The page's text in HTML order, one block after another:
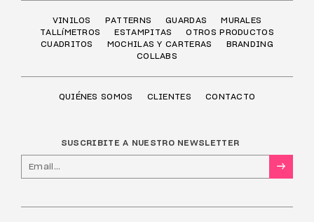
VINILOS PATTERNS GUARDAS
MURALES
TALLíMETROS
ESTAMPITAS
OTROS PRODUCTOS
CUADRITOS
MOCHILAS Y CARTERAS
BRANDING
COLLABS
QUIÉNES SOMOS CLIENTES CONTACTO
SUSCRIBITE A NUESTRO NEWSLETTER
→